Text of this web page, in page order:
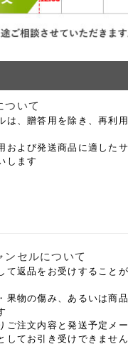
ついて
は、贈答用を除き、再利
および発送商品に適した
します
ンセルについて
て返品をお受けすること
果物の傷み、あるいは商
ご注文内容と発送予定メ
してお引き受けできませ